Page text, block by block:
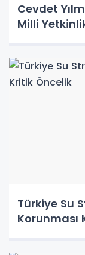
Cevdet
Milli
Türkiye Su
Korunması